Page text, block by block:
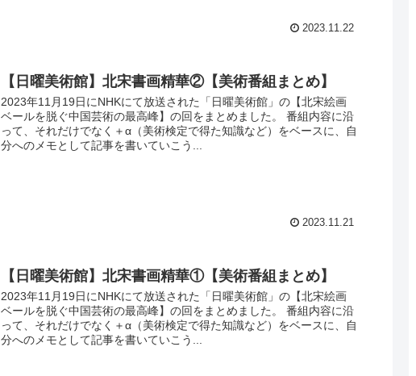
2023.11.22
【日曜美術館】北宋書画精華②【美術番組まとめ】
2023年11月19日にNHKにて放送された「日曜美術館」の【北宋絵画
ベールを脱ぐ中国芸術の最高峰】の回をまとめました。 番組内容に沿
って、それだけでなく＋α（美術検定で得た知識など）をベースに、自
分へのメモとして記事を書いていこう...
2023.11.21
【日曜美術館】北宋書画精華①【美術番組まとめ】
2023年11月19日にNHKにて放送された「日曜美術館」の【北宋絵画
ベールを脱ぐ中国芸術の最高峰】の回をまとめました。 番組内容に沿
って、それだけでなく＋α（美術検定で得た知識など）をベースに、自
分へのメモとして記事を書いていこう...